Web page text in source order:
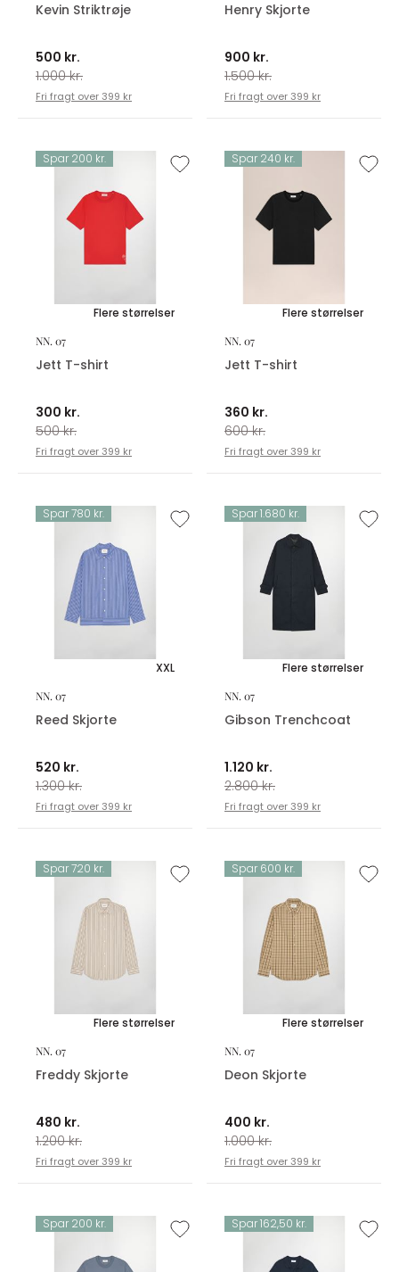
Kevin Striktrøje
500 kr.
1.000 kr.
Fri fragt over 399 kr
Henry Skjorte
900 kr.
1.500 kr.
Fri fragt over 399 kr
Spar 200 kr.
Flere størrelser
NN. 07
Jett T-shirt
300 kr.
500 kr.
Fri fragt over 399 kr
Spar 240 kr.
Flere størrelser
NN. 07
Jett T-shirt
360 kr.
600 kr.
Fri fragt over 399 kr
Spar 780 kr.
XXL
NN. 07
Reed Skjorte
520 kr.
1.300 kr.
Fri fragt over 399 kr
Spar 1.680 kr.
Flere størrelser
NN. 07
Gibson Trenchcoat
1.120 kr.
2.800 kr.
Fri fragt over 399 kr
Spar 720 kr.
Flere størrelser
NN. 07
Freddy Skjorte
480 kr.
1.200 kr.
Fri fragt over 399 kr
Spar 600 kr.
Flere størrelser
NN. 07
Deon Skjorte
400 kr.
1.000 kr.
Fri fragt over 399 kr
Spar 200 kr. Spar 162,50 kr.